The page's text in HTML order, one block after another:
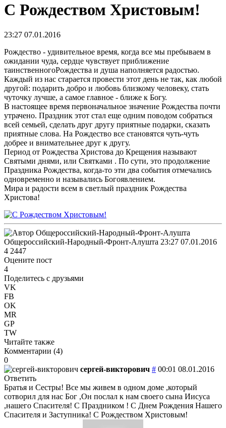
С Рождеством Христовым!
23:27 07.01.2016
Рождество - удивительное время, когда все мы пребываем в
ожидании чуда, сердце чувствует приближение
таинственногоРождества и душа наполняется радостью.
Каждый из нас старается провести этот день не так, как любой
другой: подарить добро и любовь близкому человеку, стать
чуточку лучше, а самое главное - ближе к Богу.
В настоящее время первоначальное значение Рождества почти
утрачено. Праздник этот стал еще одним поводом собраться
всей семьей, сделать друг другу приятные подарки, сказать
приятные слова. На Рождество все становятся чуть-чуть
добрее и внимательнее друг к другу.
Период от Рождества Христова до Крещения называют
Святыми днями, или Святками . По сути, это продолжение
Праздника Рождества, когда-то эти два события отмечались
одновременно и назывались Богоявлением.
Мира и радости всем в светлый праздник Рождества
Христова!
Общероссийский-Народный-Фронт-Алушта 23:27 07.01.2016
4 2447
Оцените пост
4
Поделитесь с друзьями
VK
FB
OK
MR
GP
TW
Читайте также
Комментарии (4)
0
сергей-викторович # 00:01 08.01.2016
Ответить
Братья и Сестры! Все мы живем в одном доме ,который
сотворил для нас Бог ,Он послал к нам своего сына Иисуса
,нашего Спасителя! С Праздником ! С Днем Рождения Нашего
Спасителя и Заступника! С Рождеством Христовым!